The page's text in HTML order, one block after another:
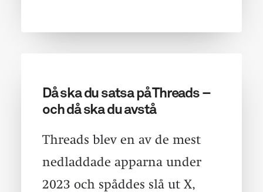
Då ska du satsa på Threads –
och då ska du avstå
Threads blev en av de mest
nedladdade apparna under
2023 och spåddes slå ut X,